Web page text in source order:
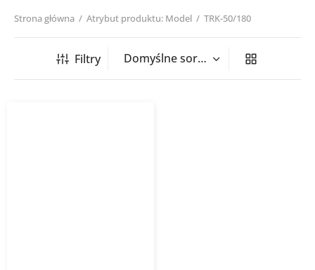
Strona główna / Atrybut produktu: Model / TRK-50/180
Filtry